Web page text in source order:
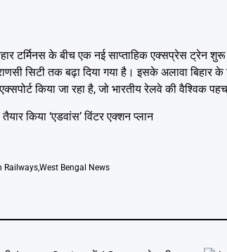
टर्मिनस के बीच एक नई साप्ताहिक एक्सप्रेस ट्रेन
सिटी तक बढ़ा दिया गया है। इसके अलावा बिहार के
किया जा रहा है, जो भारतीय रेलवे की वैश्विक
किया ‘एडवांस’ विंटर एक्शन प्लान
Railways,West Bengal News